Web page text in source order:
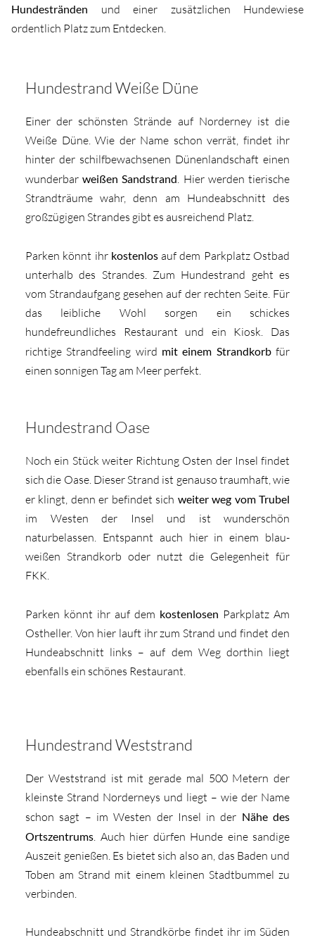
Hundestränden und einer zusätzlichen Hundewiese
ordentlich Platz zum Entdecken.
Hundestrand Weiße Düne
Einer der schönsten Strände auf Norderney ist die
Weiße Düne. Wie der Name schon verrät, findet ihr
hinter der schilfbewachsenen Dünenlandschaft einen
wunderbarweißen Sandstrand. Hier werden tierische
Strandträume wahr, denn am Hundeabschnitt des
großzügigen Strandes gibt es ausreichend Platz.
Parken könnt ihr kostenlosauf dem Parkplatz Ostbad
unterhalb des Strandes. Zum Hundestrand geht es
vom Strandaufgang gesehen auf der rechten Seite. Für
das leibliche Wohl sorgen ein schickes
hundefreundliches Restaurant und ein Kiosk. Das
richtige Strandfeeling wird mit einem Strandkorbfür
einen sonnigen Tag am Meer perfekt.
Hundestrand Oase
Noch ein Stück weiter Richtung Osten der Insel findet
sich die Oase. Dieser Strand ist genauso traumhaft, wie
er klingt, denn er befindet sich weiter weg vom Trubel
im Westen der Insel und ist wunderschön
naturbelassen. Entspannt auch hier in einem blau-
weißen Strandkorb oder nutzt die Gelegenheit für
FKK.
Parken könnt ihr auf dem kostenlosen Parkplatz Am
Ostheller. Von hier lauft ihr zum Strand und findet den
Hundeabschnitt links – auf dem Weg dorthin liegt
ebenfalls ein schönes Restaurant.
Hundestrand Weststrand
Der Weststrand ist mit gerade mal 500 Metern der
kleinste Strand Norderneys und liegt – wie der Name
schon sagt – im Westen der Insel in der Nähe des
Ortszentrums. Auch hier dürfen Hunde eine sandige
Auszeit genießen. Es bietet sich also an, das Baden und
Toben am Strand mit einem kleinen Stadtbummel zu
verbinden.
Hundeabschnitt und Strandkörbe findet ihr im Süden